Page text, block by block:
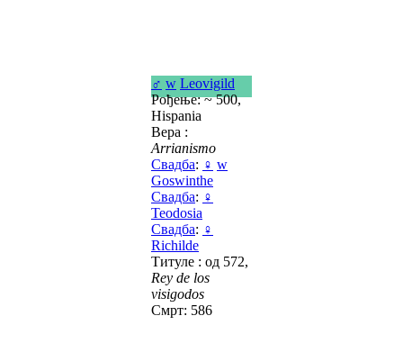
♂ w Leovigild
Рођење: ~ 500,
Hispania
Вера :
Arrianismo
Свадба: ♀ w
Goswinthe
Свадба: ♀
Teodosia
Свадба: ♀
Richilde
Титуле : од 572,
Rey de los
visigodos
Смрт: 586